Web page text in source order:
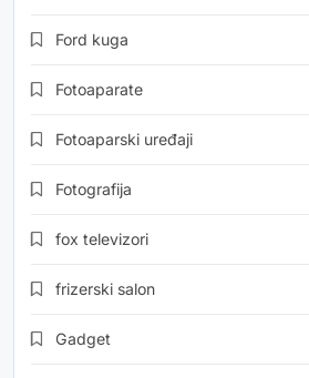
Ford kuga
Fotoaparate
Fotoaparski uređaji
Fotografija
fox televizori
frizerski salon
Gadget